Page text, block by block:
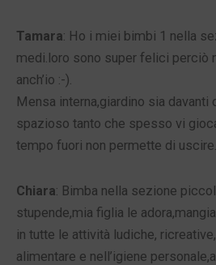
Tamara: Ho i miei bimbi 1 nella
medi.loro sono super felici perciò
anch’io :-).
Mensa interna,giardino sia
spazioso tanto che spesso vi
tempo fuori non permette di uscire.
Chiara: Bimba nella sezione
stupende,mia figlia le
in tutte le attività ludiche,
alimentare e nell’igiene